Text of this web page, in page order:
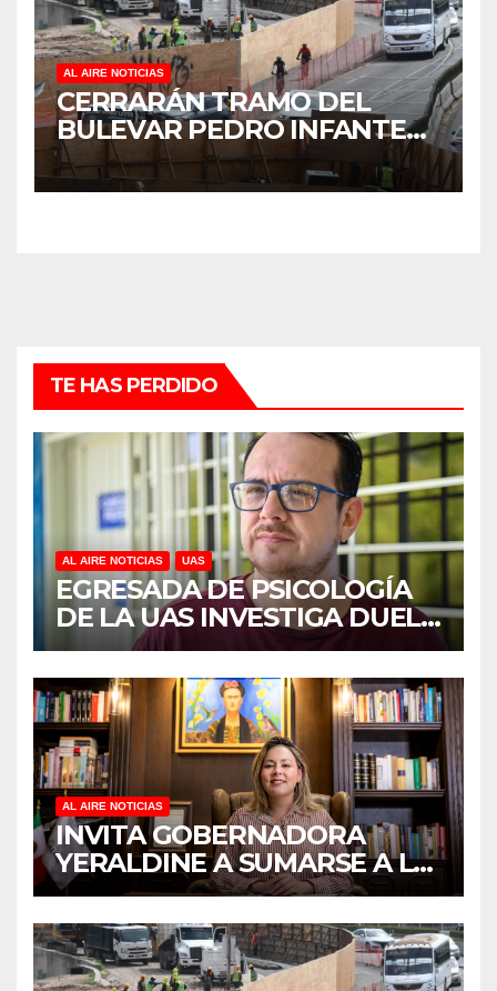
AL AIRE NOTICIAS
CERRARÁN TRAMO DEL
BULEVAR PEDRO INFANTE
PARA ACELERAR OBRAS
ANTES DEL REGRESO A
TE HAS PERDIDO
AL AIRE NOTICIAS UAS
EGRESADA DE PSICOLOGÍA
DE LA UAS INVESTIGA DUELO
ANTICIPADO Y SOBRECARGA
EN CUIDADORES DE
ADULTOS MAYORES
AL AIRE NOTICIAS
INVITA GOBERNADORA
YERALDINE A SUMARSE A LA
JORNADA NACIONAL DE
REFORESTACIÓN;
PLANTARÁN 6.6 MILLONES
DE ÁRBOLES